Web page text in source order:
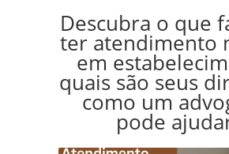
Descubra o que
ter atendimento
em
quais são seus
como um
pode